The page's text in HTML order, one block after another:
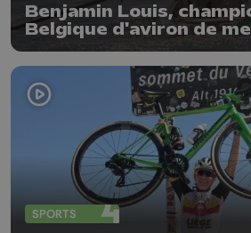
Benjamin Louis,
Belgique d'aviron de
SPORTS